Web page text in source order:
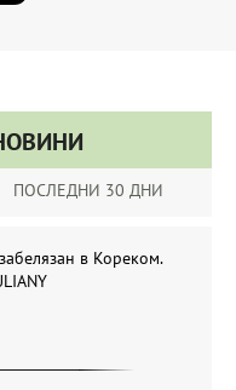
ПОСЛЕДНИ 30 ДНИ
в Кореком.